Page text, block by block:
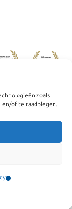
zoals
en/of te raadplegen.